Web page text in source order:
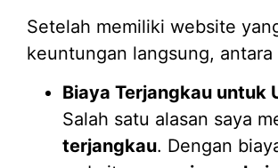
Setelah memiliki website
keuntungan langsung, antara
Biaya Terjangkau untuk
Salah satu alasan saya
terjangkau. Dengan